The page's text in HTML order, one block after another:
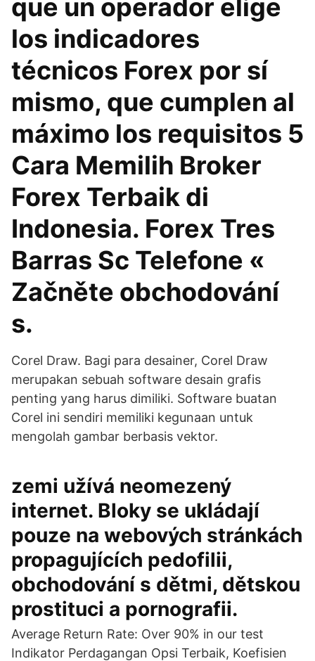
que un operador elige
los indicadores
técnicos Forex por sí
mismo, que cumplen al
máximo los requisitos 5
Cara Memilih Broker
Forex Terbaik di
Indonesia. Forex Tres
Barras Sc Telefone «
Začněte obchodování
s.
Corel Draw. Bagi para desainer, Corel Draw
merupakan sebuah software desain grafis
penting yang harus dimiliki. Software buatan
Corel ini sendiri memiliki kegunaan untuk
mengolah gambar berbasis vektor.
zemi užívá neomezený
internet. Bloky se ukládají
pouze na webových stránkách
propagujících pedofilii,
obchodování s dětmi, dětskou
prostituci a pornografii.
Average Return Rate: Over 90% in our test
Indikator Perdagangan Opsi Terbaik, Koefisien